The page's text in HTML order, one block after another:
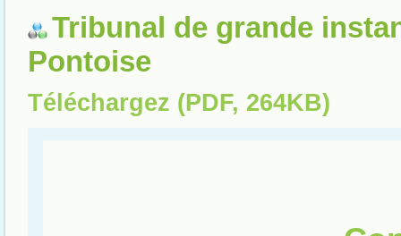
Tribunal de grande
Pontoise
Téléchargez (PDF, 264KB)